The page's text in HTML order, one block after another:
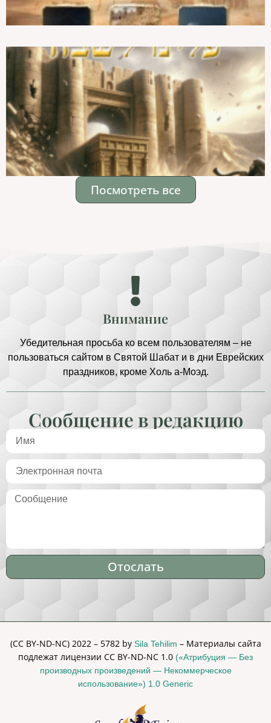
Посмотреть все
Внимание
Убедительная просьба ко всем пользователям – не
пользоваться сайтом в Святой Шабат и в дни Еврейских
праздников, кроме Холь а-Моэд.
Сообщение в редакцию
Отослать
(CC BY-ND-NC) 2022 – 5782 by Sila Tehilim – Материалы сайта
подлежат лицензии CC BY-ND-NC 1.0 («Атрибуция — Без
производных произведений — Некоммерческое
использование») 1.0 Generic